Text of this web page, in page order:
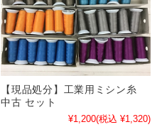
【現品処分】工業用ミシン糸
中古 セット
¥1,200(税込 ¥1,320)